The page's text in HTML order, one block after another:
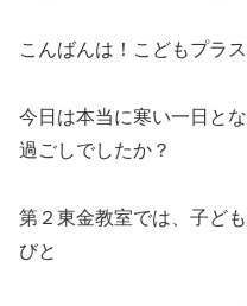
こんばんは！こどもプラ
今日は本当に寒い一日と
過ごしでしたか？
第２東金教室では、子ど
びと